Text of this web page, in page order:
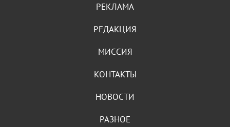
РЕКЛАМА
РЕДАКЦИЯ
МИССИЯ
КОНТАКТЫ
НОВОСТИ
РАЗНОЕ